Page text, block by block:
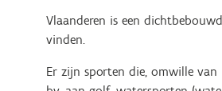
Vlaanderen is een
vinden.
Er zijn sporten die, omwille